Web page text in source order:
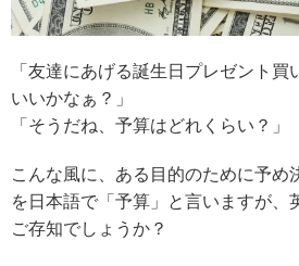
「友達にあげる誕生日プレゼント
いいかなぁ？」
「そうだね、予算はどれくらい？」
こんな風に、ある目的のために予め
を日本語で「予算」と言いますが、
ご存知でしょうか？